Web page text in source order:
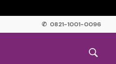
✆ 0821-1001-0096